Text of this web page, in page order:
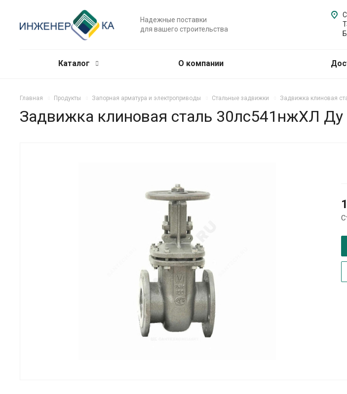
Надежные поставки
для вашего строительства
Каталог О компании
Главная Продукты Запорная арматура и электроприводы Стальные задвижки Задвижка клиновая
Задвижка клиновая сталь 30лс541нжХЛ